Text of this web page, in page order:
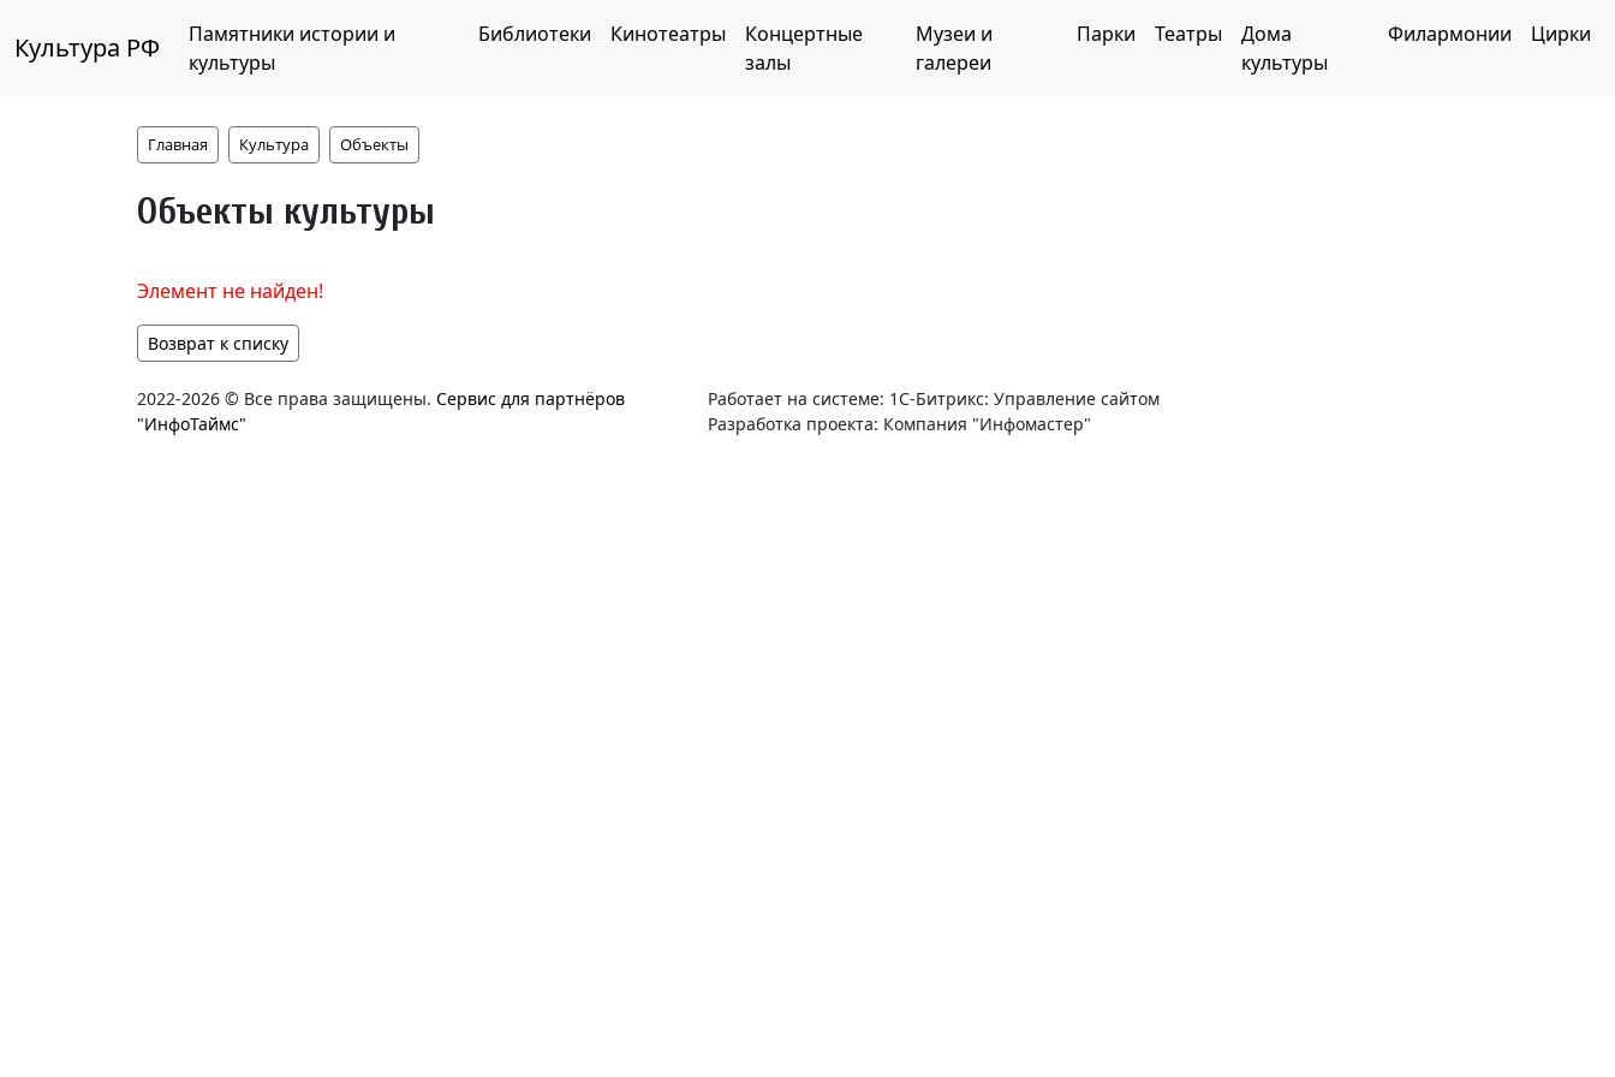
Культура РФ
Памятники истории и
культуры
Библиотеки Кинотеатры
Концертные
залы
Музеи и
галереи
Парки Театры
Дома
культуры
Филармонии Цирки
Главная Культура Объекты
Объекты культуры
Элемент не найден!
Возврат к списку
2022-2026 © Все права защищены. Сервис для партнёров
"ИнфоТаймс"
Работает на системе: 1С-Битрикс: Управление сайтом
Разработка проекта: Компания "Инфомастер"